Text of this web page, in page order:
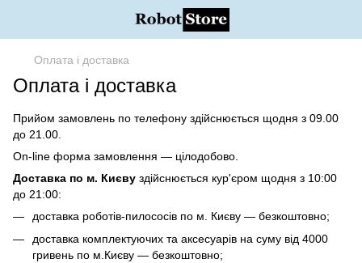
Оплата і доставка
Оплата і доставка
Прийом замовлень по телефону здійснюється щодня з 09.00
до 21.00.
On-line форма замовлення — цілодобово.
Доставка по м. Києву здійснюється кур'єром щодня з 10:00
до 21:00:
доставка роботів-пилососів по м. Києву — безкоштовно;
доставка комплектуючих та аксесуарів на суму від 4000
гривень по м.Києву — безкоштовно;